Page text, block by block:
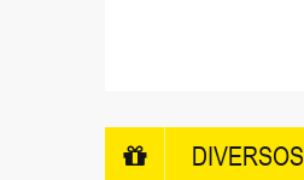
DIVERSOS